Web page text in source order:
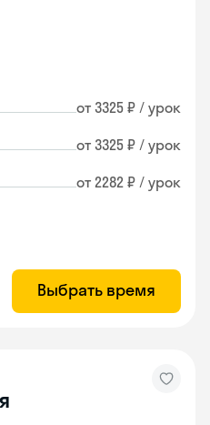
от 3325 ₽ / урок
от 3325 ₽ / урок
от 2282 ₽ / урок
Выбрать время